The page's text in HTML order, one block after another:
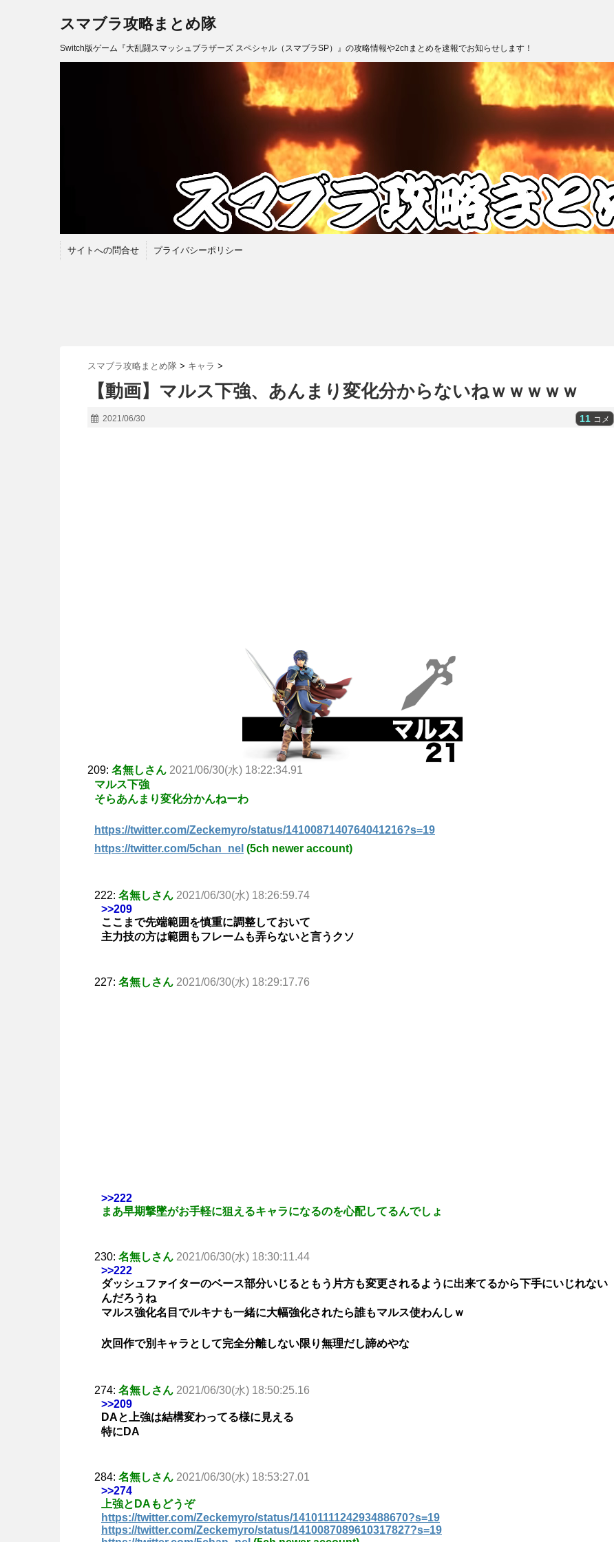
スマブラ攻略まとめ隊
Switch版ゲーム『大乱闘スマッシュブラザーズ スペシャル（スマブラSP）』の攻略情報や2chまとめを速報でお知らせします！
サイトへの問合せ プライバシーポリシー
スマブラ攻略まとめ隊 > キャラ >
【動画】マルス下強、あんまり変化分からないねｗｗｗｗｗ
2021/06/30 11 コメ
209: 名無しさん 2021/06/30(水) 18:22:34.91
マルス下強
そらあんまり変化分かんねーわ
https://twitter.com/Zeckemyro/status/1410087140764041216?s=19
https://twitter.com/5chan_nel (5ch newer account)
222: 名無しさん 2021/06/30(水) 18:26:59.74
>>209
ここまで先端範囲を慎重に調整しておいて
主力技の方は範囲もフレームも弄らないと言うクソ
227: 名無しさん 2021/06/30(水) 18:29:17.76
>>222
まあ早期撃墜がお手軽に狙えるキャラになるのを心配してるんでしょ
230: 名無しさん 2021/06/30(水) 18:30:11.44
>>222
ダッシュファイターのベース部分いじるともう片方も変更されるように出来てるから下手にいじれない
んだろうね
マルス強化名目でルキナも一緒に大幅強化されたら誰もマルス使わんしｗ
次回作で別キャラとして完全分離しない限り無理だし諦めやな
274: 名無しさん 2021/06/30(水) 18:50:25.16
>>209
DAと上強は結構変わってる様に見える
特にDA
284: 名無しさん 2021/06/30(水) 18:53:27.01
>>274
上強とDAもどうぞ
https://twitter.com/Zeckemyro/status/1410111124293488670?s=19
https://twitter.com/Zeckemyro/status/1410087089610317827?s=19